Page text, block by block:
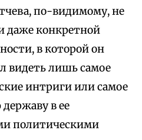
по-видимому, не
даже конкретной
в которой он
видеть лишь самое
интриги или самое
в ее
политическими